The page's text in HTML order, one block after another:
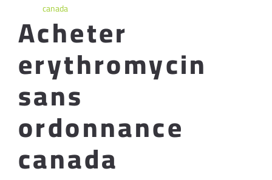
canada
Acheter
erythromycin
sans
ordonnance
canada